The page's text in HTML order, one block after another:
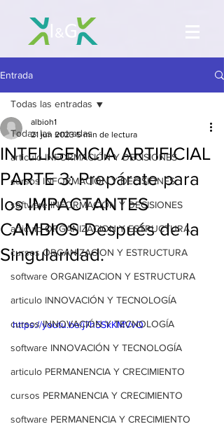
Entrada
Todas las entradas
articulo INFORMACIÓN Y DECISIONES
cursos INFORMACIÓN Y DECISIONES
software INFORMACIÓN Y DECISIONES
articulo ORGANIZACION Y ESTRUCTURA
cursos ORGANIZACION Y ESTRUCTURA
software ORGANIZACION Y ESTRUCTURA
articulo INNOVACIÓN Y TECNOLOGÍA
cursos INNOVACIÓN Y TECNOLOGÍA
software INNOVACIÓN Y TECNOLOGÍA
articulo PERMANENCIA Y CRECIMIENTO
cursos PERMANENCIA Y CRECIMIENTO
software PERMANENCIA Y CRECIMIENTO
Todas las entradas
INTELIGENCIA ARTIFICIAL
PARTE 3: Prepárate para
los IMPACTANTES
CAMBIOS Después de la
Singularidad.
albioh1
21 jun 2023 5 min de lectura
https://youtu.be/j7h5SkKMVvQ